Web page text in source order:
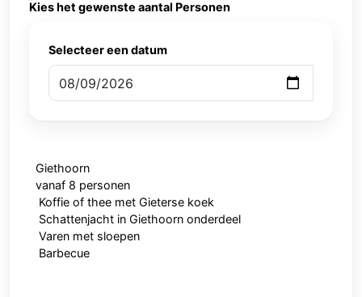
Kies het gewenste aantal Personen
Selecteer een datum
Giethoorn
vanaf 8 personen
Koffie of thee met Gieterse koek
Schattenjacht in Giethoorn onderdeel
Varen met sloepen
Barbecue